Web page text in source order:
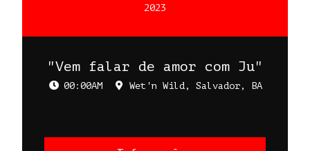
2023
"Vem falar de amor com Ju"
00:00AM Wet'n Wild, Salvador, BA